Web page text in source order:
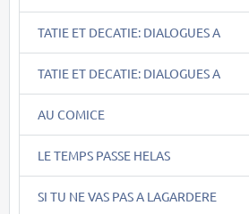
TATIE ET DECATIE: DIALOGUES A
TATIE ET DECATIE: DIALOGUES A
AU COMICE
LE TEMPS PASSE HELAS
SI TU NE VAS PAS A LAGARDERE